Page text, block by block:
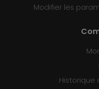
Modifier les
Historique